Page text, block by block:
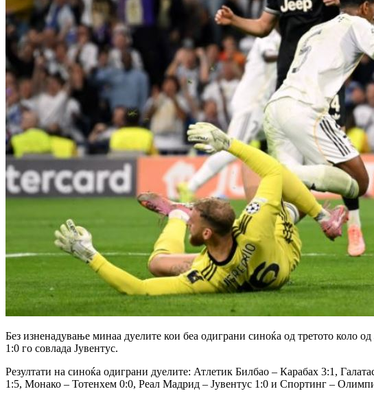
Без изненадување минаа дуелите кои беа одиграни синоќа од третото
1:0 го совлада Јувентус.
Резултати на синоќа одиграни дуелите: Атлетик Билбао – Карабах 3:1,
1:5, Монако – Тотенхем 0:0, Реал Мадрид – Јувентус 1:0 и Спортинг –